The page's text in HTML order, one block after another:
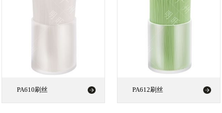
PA610刷丝 PA612刷丝